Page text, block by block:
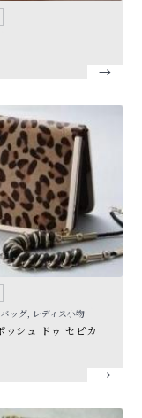
ッグ, レディス小物
ッシュ ドゥ セピカ